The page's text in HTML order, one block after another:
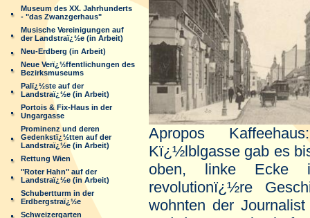
Museum des XX. Jahrhunderts
- "das Zwanzgerhaus"
Musische Vereinigungen auf
der Landstraï¿½e (in Arbeit)
Neu-Erdberg (in Arbeit)
Neue Verï¿½ffentlichungen des
Bezirksmuseums
Palï¿½ste auf der
Landstraï¿½e (in Arbeit)
Portois & Fix-Haus in der
Ungargasse
Prominenz und deren
Gedenkstï¿½tten auf der
Landstraï¿½e (in Arbeit)
Rettung Wien
"Roter Hahn" auf der
Landstraï¿½e (in Arbeit)
Schubertturm in der
Erdbergstraï¿½e
Schweizergarten
Apropos
Kï¿½lblgasse gab es
oben, linke Ecke
revolutionï¿½re
wohnten der